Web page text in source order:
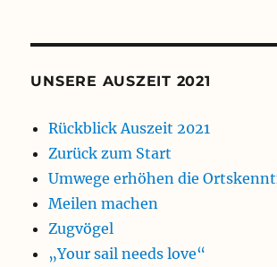
UNSERE AUSZEIT 2021
Rückblick Auszeit 2021
Zurück zum Start
Umwege erhöhen die
Meilen machen
Zugvögel
„Your sail needs love“